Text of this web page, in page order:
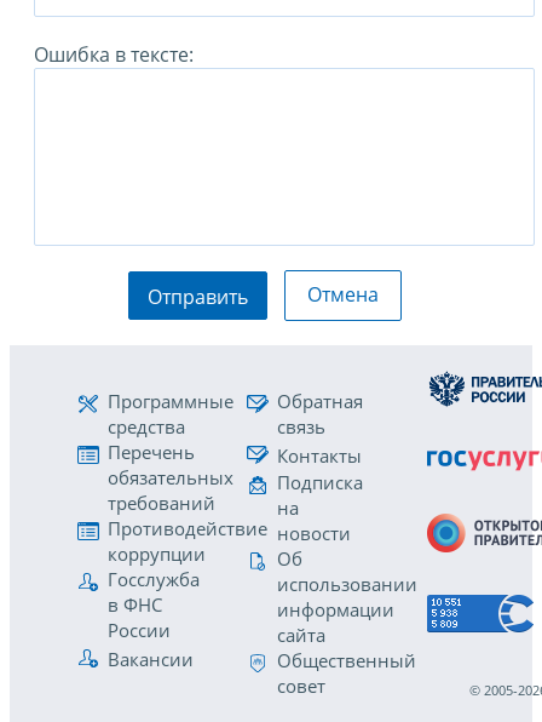
Ошибка в тексте:
Отправить Отмена
Программные
средства
Перечень
обязательных
требований
Противодействие
коррупции
Госслужба
в ФНС
России
Вакансии
Обратная
связь
Контакты
Подписка
на
новости
Об
использовании
информации
сайта
Общественный
совет
© 2005-